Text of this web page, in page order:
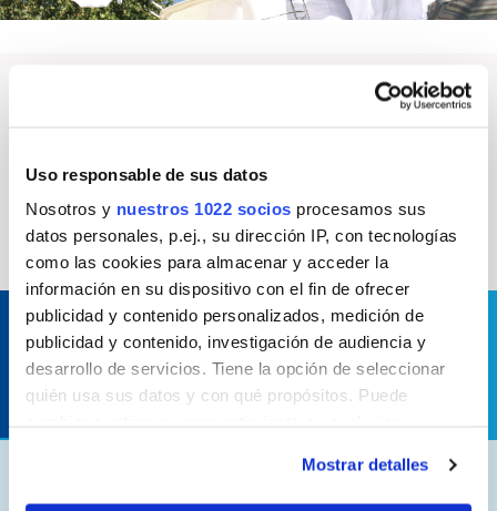
Uso responsable de sus datos
Nosotros y nuestros 1022 socios procesamos sus
datos personales, p.ej., su dirección IP, con tecnologías
como las cookies para almacenar y acceder la
información en su dispositivo con el fin de ofrecer
publicidad y contenido personalizados, medición de
publicidad y contenido, investigación de audiencia y
desarrollo de servicios. Tiene la opción de seleccionar
quién usa sus datos y con qué propósitos. Puede
Mostrar detalles
Contacta con nosotros para solucionar cualquier
duda o consulta
Contactar
AC Marca